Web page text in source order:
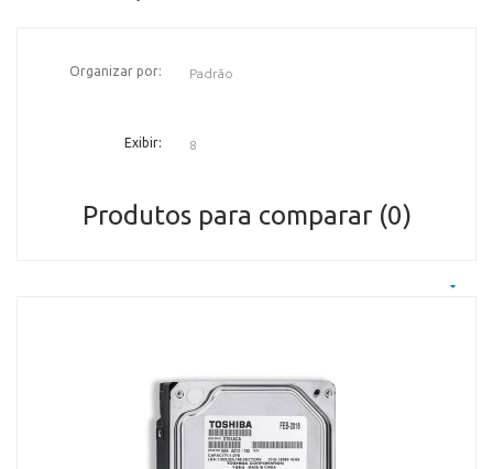
Organizar por:
Exibir:
Produtos para comparar (0)